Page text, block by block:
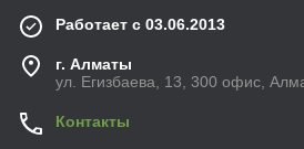
Работает с 03.06.2013
г. Алматы
ул. Егизбаева, 13, 300 офис,
Контакты